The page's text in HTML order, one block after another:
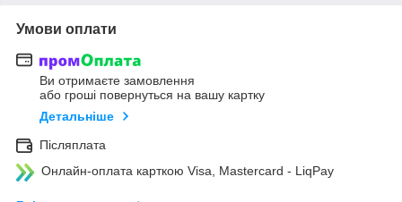
Умови оплати
Ви отримаєте замовлення
або гроші повернуться на вашу картку
Детальніше
Післяплата
Онлайн-оплата карткою Visa, Mastercard - LiqPay